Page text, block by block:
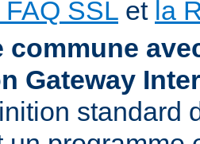
FAQ SSL et la
commune
Gateway
standard